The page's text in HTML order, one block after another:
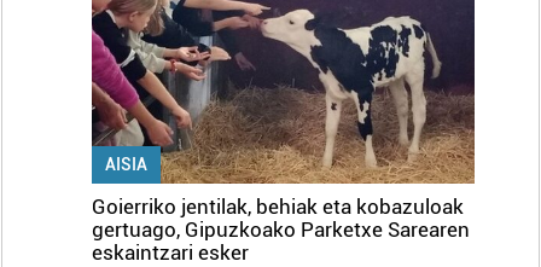
AISIA
Goierriko jentilak, behiak eta kobazuloak
gertuago, Gipuzkoako Parketxe Sarearen
eskaintzari esker